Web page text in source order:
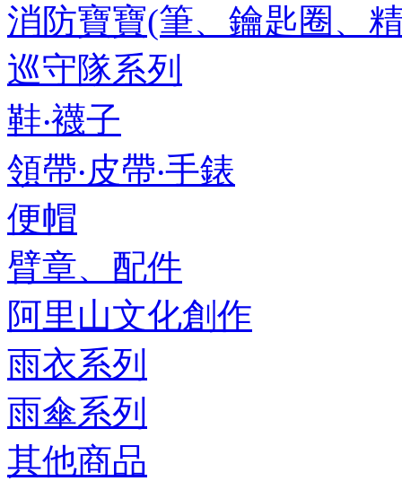
消防寶寶(筆、鑰匙圈、
巡守隊系列
鞋‧襪子
領帶‧皮帶‧手錶
便帽
臂章、配件
阿里山文化創作
雨衣系列
雨傘系列
其他商品